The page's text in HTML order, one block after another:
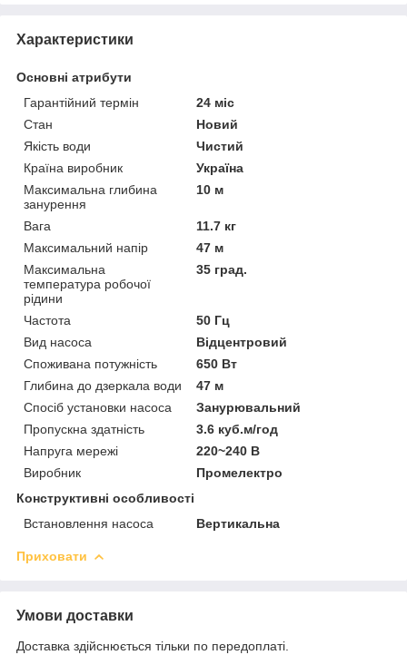
Характеристики
Основні атрибути
Гарантійний термін
24 міс
Стан
Новий
Якість води
Чистий
Країна виробник
Україна
Максимальна глибина
занурення
10 м
Вага
11.7 кг
Максимальний напір
47 м
Максимальна
температура робочої
рідини
35 град.
Частота
50 Гц
Вид насоса
Відцентровий
Споживана потужність
650 Вт
Глибина до дзеркала води
47 м
Спосіб установки насоса
Занурювальний
Пропускна здатність
3.6 куб.м/год
Напруга мережі
220~240 В
Виробник
Промелектро
Конструктивні особливості
Встановлення насоса
Вертикальна
Приховати
Умови доставки
Доставка здійснюється тільки по передоплаті.